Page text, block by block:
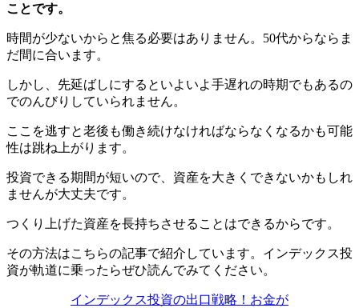
ことです。
時間が少ないからと焦る必要はありません。50代からならま
だ間に合います。
しかし、先延ばしにするといよいよ手遅れの時期でもあるの
でのんびりしていられません。
ここを逃すと老後も働き続けなければならなくなるかも可能
性は跳ね上がります。
投資できる期間が短いので、資産を大きくできないかもしれ
ませんが大丈夫です。
つくり上げた資産を長持ちさせることはできるからです。
その方法はこちらの記事で紹介しています。インデックス投
資が軌道に乗ったらぜひ読んでみてください。
インデックス投資の出口戦略！お金が